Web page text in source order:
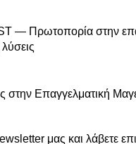
— Πρωτοπορία στην
στην Επαγγελματική
μας και λάβετε